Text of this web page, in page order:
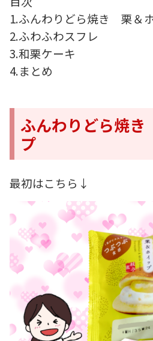
1.ふんわりどら焼き 栗＆
2.ふわふわスフレ
3.和栗ケーキ
4.まとめ
ふんわりどら焼
プ
最初はこちら↓